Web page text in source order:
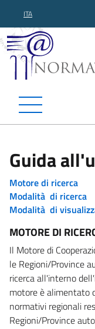
ITA
Guida
Motore di ricerca
Modalità di ricerca
Modalità di
MOTORE DI
Il Motore di
le Regioni/Province
ricerca all'interno
motore è alimentato
normativi regionali
Regioni/Province